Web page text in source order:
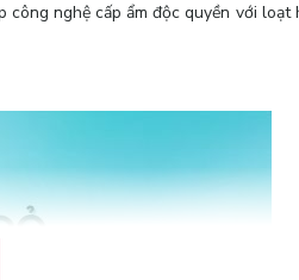
nghệ cấp ẩm độc quyền với loạt